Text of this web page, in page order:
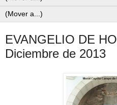
EVANGELIO DE
Diciembre de 2013